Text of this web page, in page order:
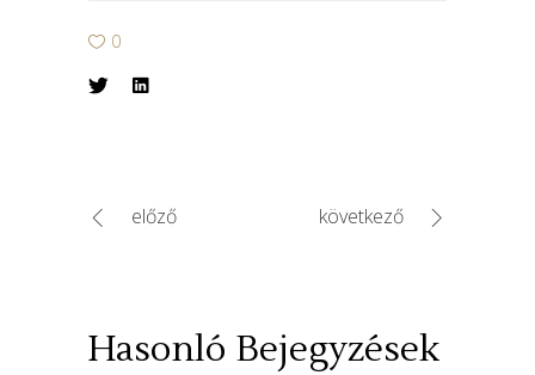
0
előző következő
Hasonló Bejegyzések